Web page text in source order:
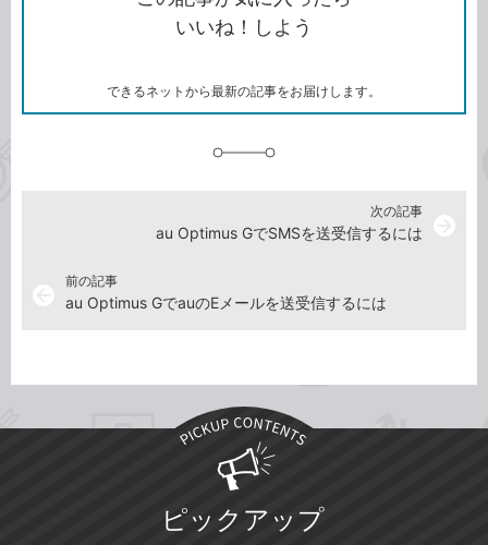
ェ
ア
ア
ッ
ク
ク
コ
いいね！しよう
できるネットから最新の記事をお届けします。
前の記事
au Optimus GでauのEメールを送受信するには
次の記事
au Optimus GでSMSを送受信するには
ピックアップ